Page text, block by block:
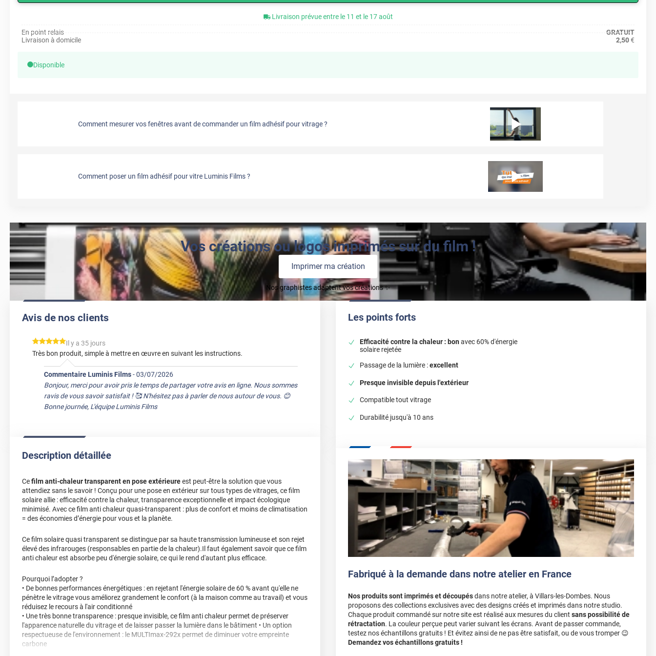
Livraison prévue entre le 11 et le 17 août
En point relais
GRATUIT
Livraison à domicile
2,50€
Disponible
Comment mesurer vos fenêtres avant de commander un film adhésif pour vitrage ?
Comment poser un film adhésif pour vitre Luminis Films ?
Vos créations ou logos imprimés sur du film !
Imprimer ma création
Nos graphistes adaptent vos créations ✨
Avis de nos clients
*****
Il y a 35 jours
Très bon produit, simple à mettre en œuvre en suivant les instructions.
Commentaire Luminis Films-03/07/2026
Bonjour, merci pour avoir pris le temps de partager votre avis en ligne. Nous sommes
ravis de vous savoir satisfait ! 🥰 N'hésitez pas à parler de nous autour de vous. 😊
Bonne journée, L'équipe Luminis Films
Description détaillée
Cefilm anti-chaleur transparent en pose extérieureest peut-être la solution que vous
attendiez sans le savoir ! Conçu pour une pose en extérieur sur tous types de vitrages, ce film
solaire allie : efficacité contre la chaleur, transparence exceptionnelle et impact écologique
minimisé. Avec ce film anti chaleur quasi-transparent : plus de confort et moins de climatisation
= des économies d’énergie pour vous et la planète.
Ce film solaire quasi transparent se distingue par sa haute transmission lumineuse et son rejet
élevé des infrarouges (responsables en partie de la chaleur).Il faut également savoir que ce film
anti chaleur est absorbe peu d'énergie solaire, ce qui le rend d'autant plus efficace.
Pourquoi l’adopter ?
• De bonnes performances énergétiques : en rejetant l'énergie solaire de 60 % avant qu'elle ne
pénètre le vitrage vous améliorez grandement le confort (à la maison comme au travail) et vous
réduisez le recours à l'air conditionné
• Une très bonne transparence : presque invisible, ce film anti chaleur permet de préserver
l'apparence naturelle du vitrage et de laisser passer la lumière dans le bâtiment • Un option
respectueuse de l'environnement : le MULTImax-292x permet de diminuer votre empreinte
carbone
Les points forts
Efficacité contre la chaleur : bonavec 60% d'énergie
solaire rejetée
Passage de la lumière :excellent
Presque invisible depuis l'extérieur
Compatible tout vitrage
Durabilité jusqu'à 10 ans
Fabriqué à la demande dans notre atelier en France
Nos produits sont imprimés et découpésdans notre atelier, à Villars-les-Dombes. Nous
proposons des collections exclusives avec des designs créés et imprimés dans notre studio.
Chaque produit commandé sur notre site est réalisé aux mesures du client sans possibilité de
rétractation. La couleur perçue peut varier suivant les écrans. Avant de passer commande,
testez nos échantillons gratuits ! Et évitez ainsi de ne pas être satisfait, ou de vous tromper 😉
Demandez vos échantillons gratuits !